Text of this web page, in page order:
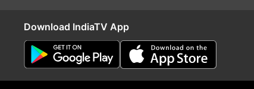
Download IndiaTV App